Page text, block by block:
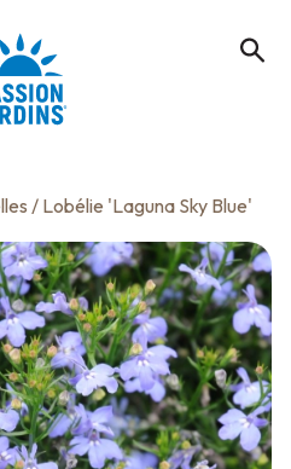
/ Lobélie 'Laguna Sky Blue'